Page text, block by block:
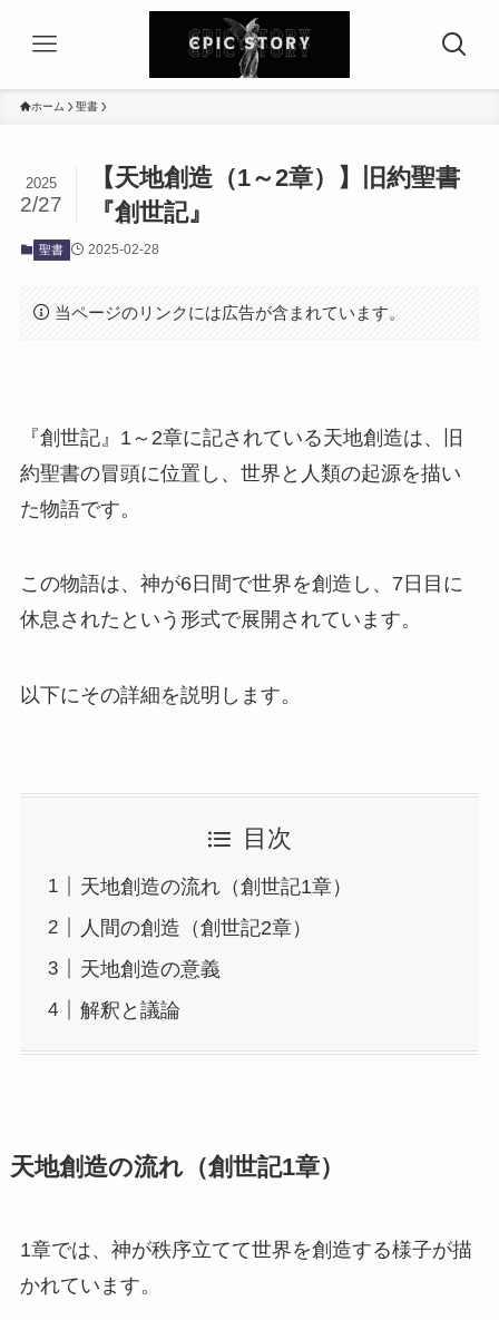
ホーム 聖書
【天地創造（1～2章）】旧約聖書
『創世記』
2025
2/27
聖書 2025-02-28
当ページのリンクには広告が含まれています。
『創世記』1～2章に記されている天地創造は、旧
約聖書の冒頭に位置し、世界と人類の起源を描い
た物語です。
この物語は、神が6日間で世界を創造し、7日目に
休息されたという形式で展開されています。
以下にその詳細を説明します。
目次
天地創造の流れ（創世記1章）
人間の創造（創世記2章）
天地創造の意義
解釈と議論
天地創造の流れ（創世記1章）
1章では、神が秩序立てて世界を創造する様子が描
かれています。